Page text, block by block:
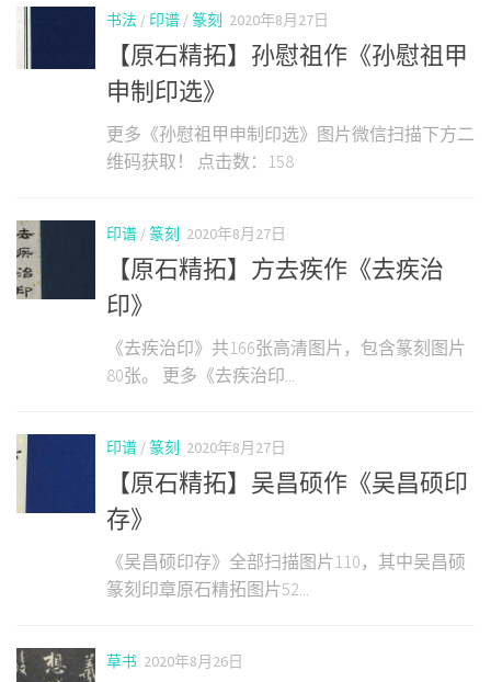
书法 / 印谱 / 篆刻 2020年8月27日
【原石精拓】孙慰祖作《孙慰祖甲
申制印选》
更多《孙慰祖甲申制印选》图片微信扫描下方二
维码获取！ 点击数：158
印谱 / 篆刻 2020年8月27日
【原石精拓】方去疾作《去疾治
印》
《去疾治印》共166张高清图片，包含篆刻图片
80张。 更多《去疾治印...
印谱 / 篆刻 2020年8月27日
【原石精拓】吴昌硕作《吴昌硕印
存》
《吴昌硕印存》全部扫描图片110，其中吴昌硕
篆刻印章原石精拓图片52...
草书 2020年8月26日